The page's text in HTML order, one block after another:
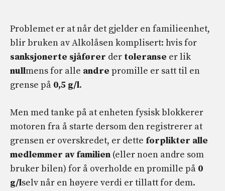
Problemet er at når det gjelder en familieenhet,
blir bruken av Alkolåsen komplisert: hvis for
sanksjonerte sjåfører der toleranse er lik
nullmens for alle andre promille er satt til en
grense på 0,5 g/l.
Men med tanke på at enheten fysisk blokkerer
motoren fra å starte dersom den registrerer at
grensen er overskredet, er dette forplikter alle
medlemmer av familien (eller noen andre som
bruker bilen) for å overholde en promille på 0
g/lselv når en høyere verdi er tillatt for dem.